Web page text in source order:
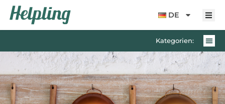
springen
DE
Kategorien: